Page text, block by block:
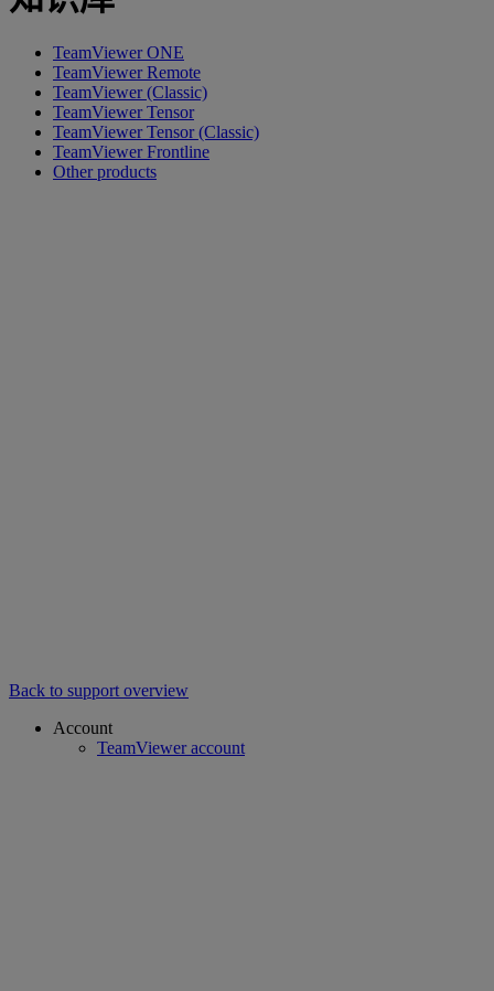
TeamViewer ONE
TeamViewer Remote
TeamViewer (Classic)
TeamViewer Tensor
TeamViewer Tensor (Classic)
TeamViewer Frontline
Other products
Back to support overview
Account
TeamViewer account